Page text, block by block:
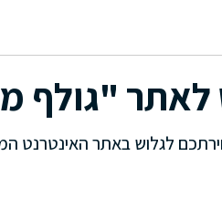
לאתר "גולף
לגלוש באתר האינטרנט